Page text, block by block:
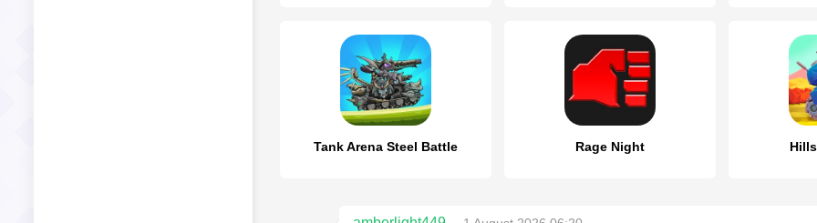
Tank Arena Steel Battle Rage Night